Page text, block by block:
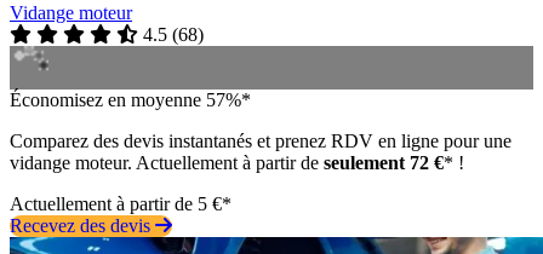
Vidange moteur
4.5 (68)
Économisez en moyenne 57%*
Comparez des devis instantanés et prenez RDV en ligne pour une
vidange moteur. Actuellement à partir de seulement 72 €* !
Actuellement à partir de 5 €*
Recevez des devis